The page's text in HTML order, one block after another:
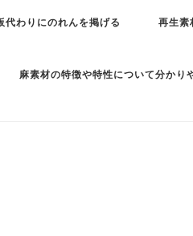
代わりにのれんを掲げる 再生素
麻素材の特徴や特性について分かり